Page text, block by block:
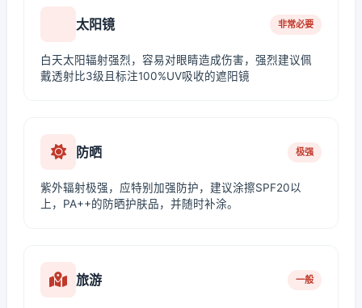
太阳镜 非常必要
白天太阳辐射强烈，容易对眼睛造成伤害，强烈建议佩
戴透射比3级且标注100%UV吸收的遮阳镜
防晒 极强
紫外辐射极强，应特别加强防护，建议涂擦SPF20以
上，PA++的防晒护肤品，并随时补涂。
旅游 一般